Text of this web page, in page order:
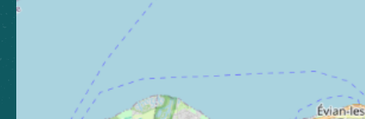
Toutes les brochures